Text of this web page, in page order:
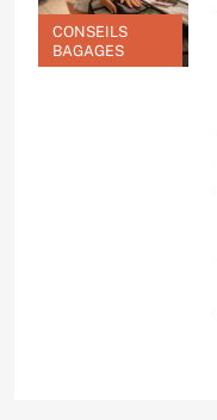
CONSEILS
BAGAGES